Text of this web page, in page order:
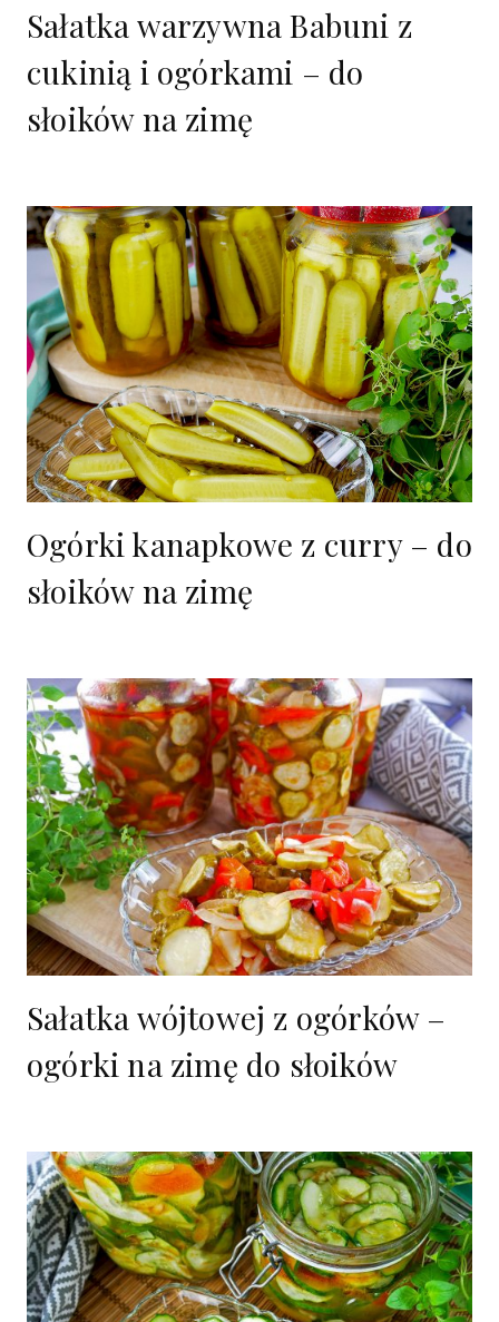
Sałatka warzywna Babuni z
cukinią i ogórkami – do
słoików na zimę
Ogórki kanapkowe z curry – do
słoików na zimę
Sałatka wójtowej z ogórków –
ogórki na zimę do słoików